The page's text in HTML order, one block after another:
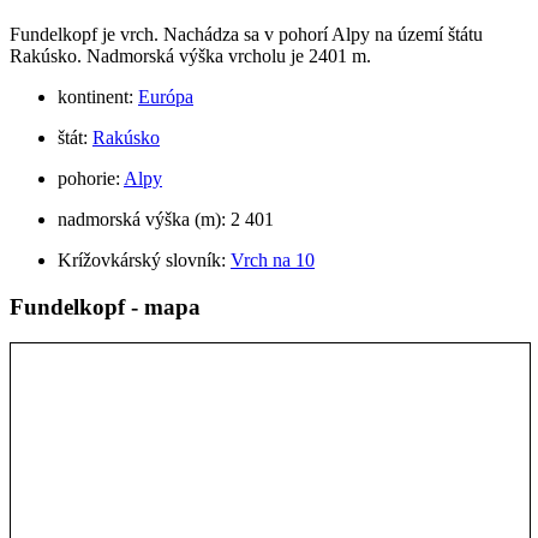
Fundelkopf je vrch. Nachádza sa v pohorí Alpy na území štátu
Rakúsko. Nadmorská výška vrcholu je 2401 m.
kontinent: Európa
štát: Rakúsko
pohorie: Alpy
nadmorská výška (m): 2 401
Krížovkárský slovník: Vrch na 10
Fundelkopf - mapa